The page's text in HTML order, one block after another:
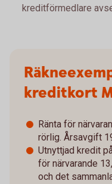
kreditförmedlare
kreditkort
Ränta för
rörlig. Årsavgift
Utnyttjad kredit
för närvarande
och det